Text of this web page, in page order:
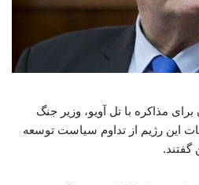
مذاکره با تل آویو، وزیر جنگ
این رژیم از تداوم سیاست توسعه
گفتند.